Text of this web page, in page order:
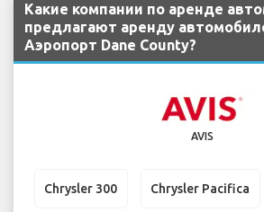
Какие компании по аренде
предлагают аренду
Аэропорт Dane County?
AVIS
Chrysler 300 Chrysler Pacifica